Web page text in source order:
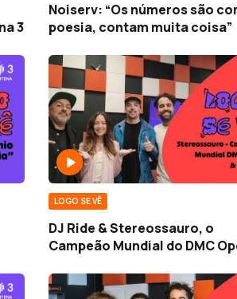
3
Noiserv: “Os números são
poesia, contam muita coisa”
LOGO SE VÊ
DJ Ride & Stereossauro, o
Campeão Mundial do DMC